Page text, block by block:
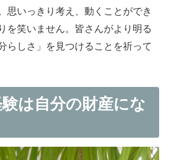
思いっきり考え、動くことができ
を笑いません。皆さんがより明る
らしさ」を見つけることを祈って
験は自分の財産にな